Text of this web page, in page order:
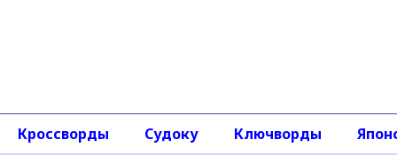
Кроссворды Судоку Ключворды